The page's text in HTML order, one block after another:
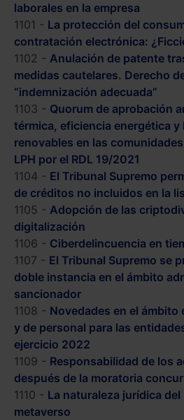
laborales en la empresa
1101 - La protección del
contratación electrónica:
1102 - Anulación de patente
medidas cautelares. Derecho
“indemnización adecuada”
1103 - Quorum de aprobación
térmica, eficiencia energética y
renovables en las
LPH por el RDL 19/2021
1104 - El Tribunal Supremo
de créditos no incluidos en la
1105 - Adopción de las
digitalización
1106 - Ciberdelincuencia en
1107 - El Tribunal Supremo se
doble instancia en el ámbito
sancionador
1108 - Novedades en el
y de personal para las
ejercicio 2022
1109 - Responsabilidad de los
después de la moratoria
1110 - La naturaleza jurídica del
metaverso